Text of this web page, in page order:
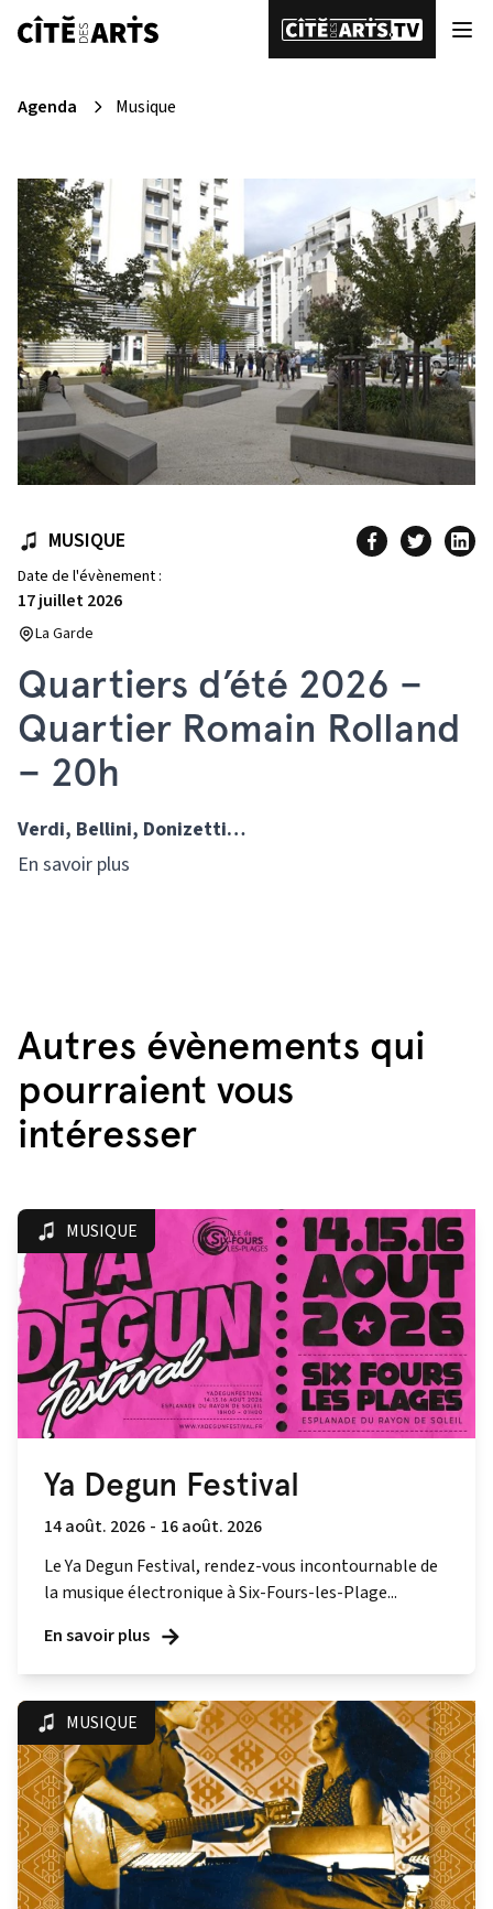
Agenda Musique
MUSIQUE
Date de l'évènement :
17 juillet 2026
La Garde
Quartiers d’été 2026 –
Quartier Romain Rolland
– 20h
Verdi, Bellini, Donizetti…
En savoir plus
Autres évènements qui
pourraient vous
intéresser
MUSIQUE
Ya Degun Festival
14 août. 2026 - 16 août. 2026
Le Ya Degun Festival, rendez-vous incontournable de
la musique électronique à Six-Fours-les-Plage...
En savoir plus
MUSIQUE